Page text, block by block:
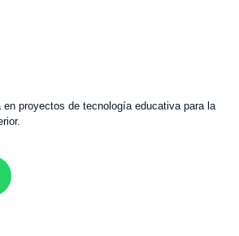
proyectos de tecnología educativa para la